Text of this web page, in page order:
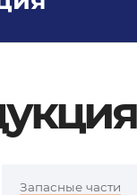
Запасные части